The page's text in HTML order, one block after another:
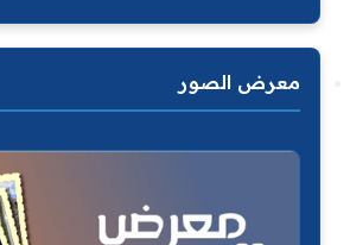
معرض الصور